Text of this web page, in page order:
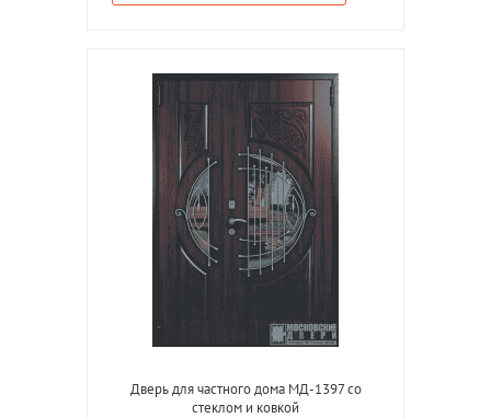
Дверь для частного дома МД-1397 со
стеклом и ковкой